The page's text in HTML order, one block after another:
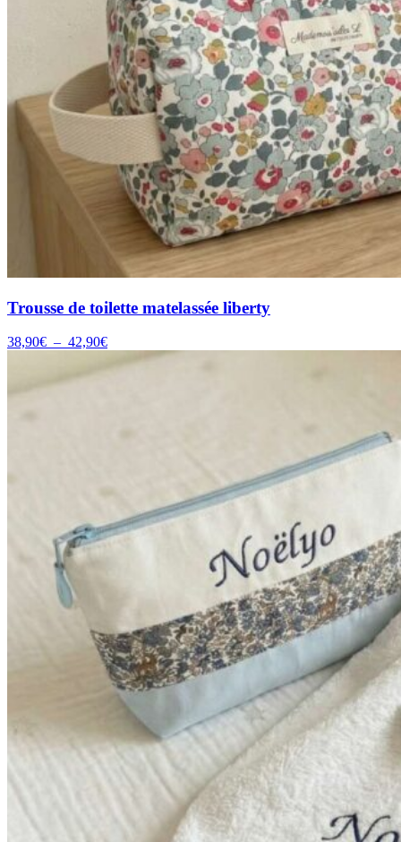
Trousse de toilette matelassée liberty
38,90€ – 42,90€Plage
prix :